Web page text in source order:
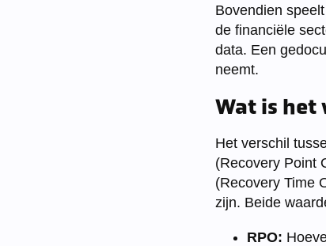
Bovendien
de financiële
data. Een
neemt.
Wat is het
Het verschil
(Recovery Point
(Recovery Time
zijn. Beide
RPO: